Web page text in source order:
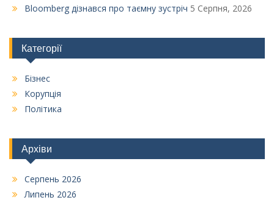
Bloomberg дізнався про таємну зустріч 5 Серпня, 2026
Категорії
Бізнес
Корупція
Політика
Архіви
Серпень 2026
Липень 2026